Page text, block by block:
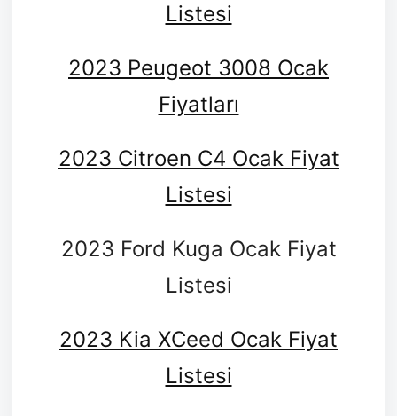
Listesi
2023 Peugeot 3008 Ocak
Fiyatları
2023 Citroen C4 Ocak Fiyat
Listesi
2023 Ford Kuga Ocak Fiyat
Listesi
2023 Kia XCeed Ocak Fiyat
Listesi